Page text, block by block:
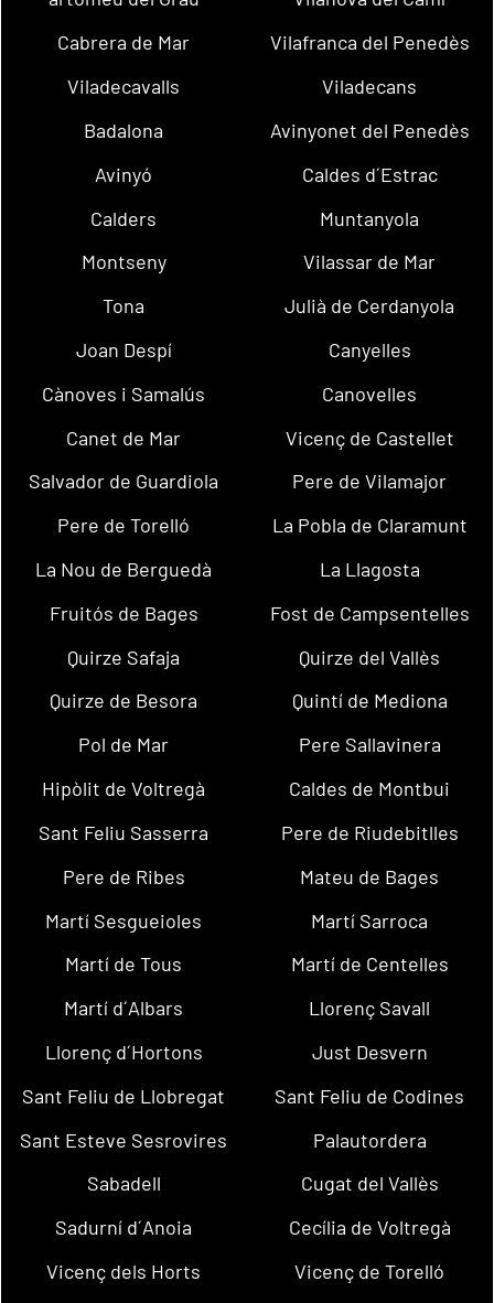
Cabrera de Mar
Vilafranca del Penedès
Viladecavalls
Viladecans
Badalona
Avinyonet del Penedès
Avinyó
Caldes d´Estrac
Calders
Muntanyola
Montseny
Vilassar de Mar
Tona
Julià de Cerdanyola
Joan Despí
Canyelles
Cànoves i Samalús
Canovelles
Canet de Mar
Vicenç de Castellet
Salvador de Guardiola
Pere de Vilamajor
Pere de Torelló
La Pobla de Claramunt
La Nou de Berguedà
La Llagosta
Fruitós de Bages
Fost de Campsentelles
Quirze Safaja
Quirze del Vallès
Quirze de Besora
Quintí de Mediona
Pol de Mar
Pere Sallavinera
Hipòlit de Voltregà
Caldes de Montbui
Sant Feliu Sasserra
Pere de Riudebitlles
Pere de Ribes
Mateu de Bages
Martí Sesgueioles
Martí Sarroca
Martí de Tous
Martí de Centelles
Martí d´Albars
Llorenç Savall
Llorenç d´Hortons
Just Desvern
Sant Feliu de Llobregat
Sant Feliu de Codines
Sant Esteve Sesrovires
Palautordera
Sabadell
Cugat del Vallès
Sadurní d´Anoia
Cecília de Voltregà
Vicenç dels Horts
Vicenç de Torelló